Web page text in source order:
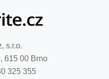
s.r.o.
615 00 Brno
325 355